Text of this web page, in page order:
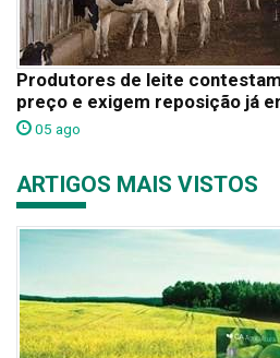
Produtores de leite
preço e exigem reposição já
05 ago
ARTIGOS MAIS VISTOS